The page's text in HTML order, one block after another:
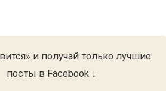
и получай только лучшие
посты в Facebook ↓